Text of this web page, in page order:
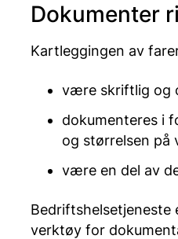
Dokumenter
Kartleggingen av
være skriftlig og
dokumenteres i
og størrelsen på
være en del av
Bedriftshelsetjeneste
verktøy for